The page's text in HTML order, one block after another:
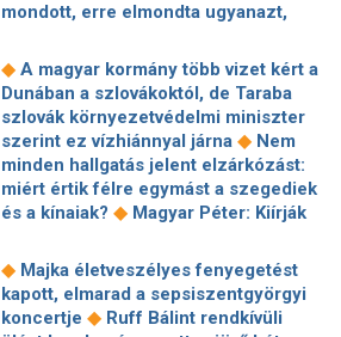
mondott, erre elmondta ugyanazt,
kötött szerződéseket a HM cége a
Lounge Eventtel, a miniszter
feljelentést tett
◆Orbán Anita
megkérte a szlovák kormányt, hogy
segítse a magyar vízellátást ◆ Forró
augusztus: gátja lehet az uniós
források hazahozatalának az
Alkotmánybíróság?◆ Török Gábor: Ez
Meglepetés az albérletpiacon, nincs
roham ◆Hirtelen titkolózni kezdett a
Tisza a kegyelmi ügyekről◆
◆ A magyar kormány több vizet kért a
Dunában a szlovákoktól, de Taraba
szlovák környezetvédelmi miniszter
szerint ez vízhiánnyal járna ◆ Nem
minden hallgatás jelent elzárkózást:
miért értik félre egymást a szegediek
és a kínaiak? ◆ Magyar Péter: Kiírják
projektekben magyar állami
tulajdonrészt fognak előírni ◆Orbán
Gáspár hatszor repült honvédségi
gépen Csádba és Nigerbe◆Ismert
◆ Majka életveszélyes fenyegetést
kapott, elmarad a sepsiszentgyörgyi
koncertje ◆ Ruff Bálint rendkívüli